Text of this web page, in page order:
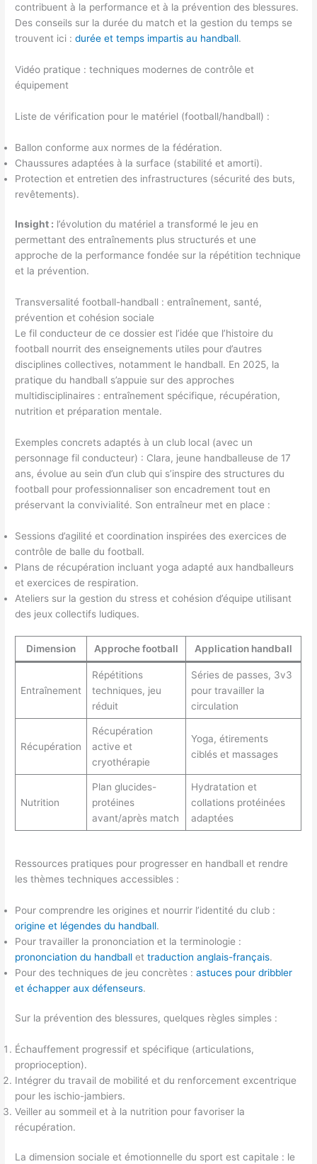
contribuent à la performance et à la prévention des blessures.
Des conseils sur la durée du match et la gestion du temps se
trouvent ici :durée et temps impartis au handball.
Vidéo pratique : techniques modernes de contrôle et
équipement
Liste de vérification pour le matériel (football/handball) :
Ballon conforme aux normes de la fédération.
Chaussures adaptées à la surface (stabilité et amorti).
Protection et entretien des infrastructures (sécurité des buts,
revêtements).
Insight : l’évolution du matériel a transformé le jeu en
permettant des entraînements plus structurés et une
approche de la performance fondée sur la répétition technique
et la prévention.
Transversalité football-handball : entraînement, santé,
prévention et cohésion sociale
Le fil conducteur de ce dossier est l’idée que l’histoire du
football nourrit des enseignements utiles pour d’autres
disciplines collectives, notamment le handball. En 2025, la
pratique du handball s’appuie sur des approches
multidisciplinaires : entraînement spécifique, récupération,
nutrition et préparation mentale.
Exemples concrets adaptés à un club local (avec un
personnage fil conducteur) : Clara, jeune handballeuse de 17
ans, évolue au sein d’un club qui s’inspire des structures du
football pour professionnaliser son encadrement tout en
préservant la convivialité. Son entraîneur met en place :
Sessions d’agilité et coordination inspirées des exercices de
contrôle de balle du football.
Plans de récupération incluant yoga adapté aux handballeurs
et exercices de respiration.
Ateliers sur la gestion du stress et cohésion d’équipe utilisant
des jeux collectifs ludiques.
Dimension Approche football Application handball
Entraînement
Répétitions
techniques, jeu
réduit
Séries de passes, 3v3
pour travailler la
circulation
Récupération
Récupération
active et
cryothérapie
Yoga, étirements
ciblés et massages
Nutrition
Plan glucides-
protéines
avant/après match
Hydratation et
collations protéinées
adaptées
Ressources pratiques pour progresser en handball et rendre
les thèmes techniques accessibles :
Pour comprendre les origines et nourrir l’identité du club :
origine et légendes du handball.
Pour travailler la prononciation et la terminologie :
prononciation du handball ettraduction anglais-français.
Pour des techniques de jeu concrètes :astuces pour dribbler
et échapper aux défenseurs.
Sur la prévention des blessures, quelques règles simples :
Échauffement progressif et spécifique (articulations,
proprioception).
Intégrer du travail de mobilité et du renforcement excentrique
pour les ischio-jambiers.
Veiller au sommeil et à la nutrition pour favoriser la
récupération.
La dimension sociale et émotionnelle du sport est capitale : le